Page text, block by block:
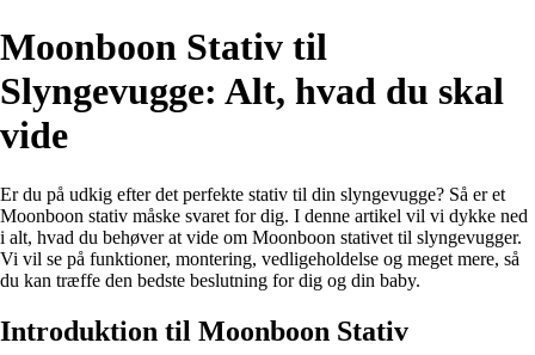
Moonboon Stativ til
Slyngevugge: Alt, hvad du skal
vide
Er du på udkig efter det perfekte stativ til din slyngevugge? Så er et
Moonboon stativ måske svaret for dig. I denne artikel vil vi dykke ned
i alt, hvad du behøver at vide om Moonboon stativet til slyngevugger.
Vi vil se på funktioner, montering, vedligeholdelse og meget mere, så
du kan træffe den bedste beslutning for dig og din baby.
Introduktion til Moonboon Stativ